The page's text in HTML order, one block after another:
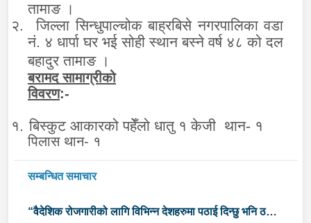
तामाङ ।
२.
जिल्ला सिन्धुपाल्चोक बाह्रबिसे नगरपालिका वडा
नं. ४ धार्पा घर भई सोही स्थान बस्ने वर्ष ४८ को दल
बहादुर तामाङ ।
बरामद सामाग्रीको
विवरण
१. बिस्कुट आकारको पहेँलो धातु १ केजी थान- १
पिलास थान- १
सम्बन्धित समाचार
“वैदेशिक रोजगारीको लागि विभिन्न देशहरुमा पठाई दिन्छु भनि ठगी